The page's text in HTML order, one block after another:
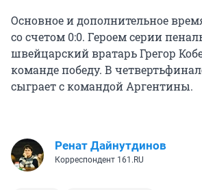
Основное и дополнительное
со счетом 0:0. Героем серии
швейцарский вратарь Грегор
команде победу. В
сыграет с командой Аргентины.
Ренат Дайнутдинов
Корреспондент 161.RU